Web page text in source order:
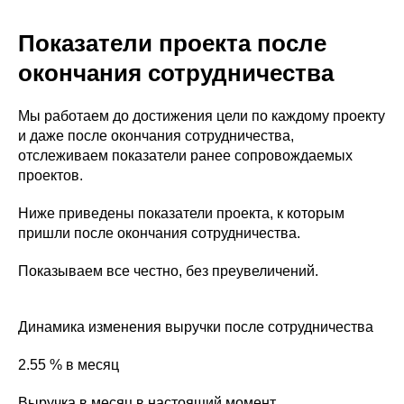
Показатели проекта после
окончания сотрудничества
Мы работаем до достижения цели по каждому проекту
и даже после окончания сотрудничества,
отслеживаем показатели ранее сопровождаемых
проектов.
Ниже приведены показатели проекта, к которым
пришли после окончания сотрудничества.
Показываем все честно, без преувеличений.
Динамика изменения выручки после сотрудничества
2.55 % в месяц